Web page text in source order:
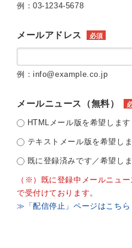
例：03-1234-5678
メールアドレス 必須
例：info@example.co.jp
メールニュース（無料）
HTMLメール版を希望します
テキストメール版を希望し
既に登録済みです／希望し
（※）既に登録中メールニュ
で受付けております。
≫「配信停止」ページはこちら